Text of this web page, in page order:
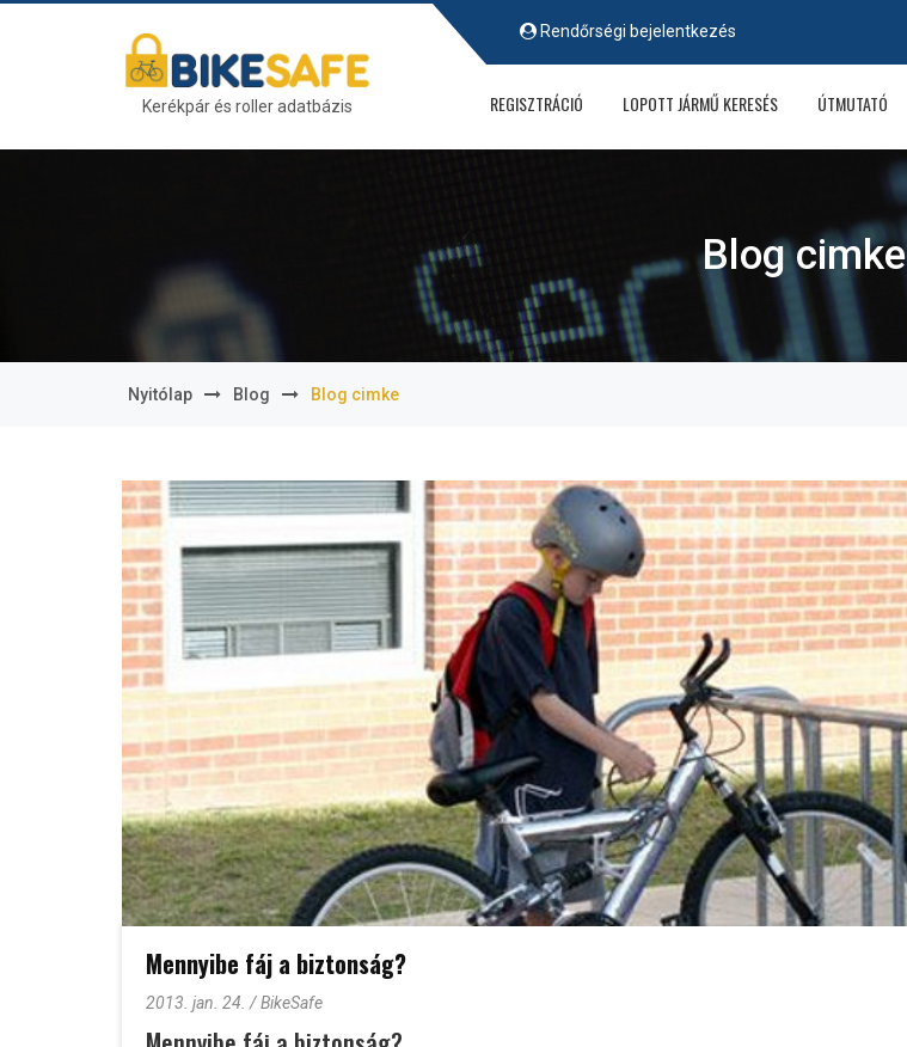
Kerékpár és roller adatbázis
Rendőrségi bejelentkezés
REGISZTRÁCIÓ LOPOTT JÁRMŰ KERESÉS ÚTMUTATÓ
Blog cimke
Nyitólap blog blog cimke
Mennyibe fáj a biztonság?
2013. jan. 24. / BikeSafe